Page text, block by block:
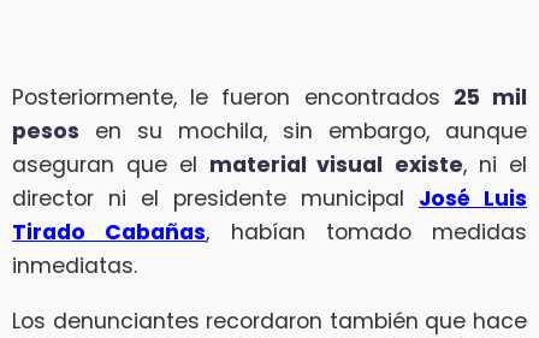
Posteriormente, le fueron encontrados 25 mil
pesos en su mochila, sin embargo, aunque
aseguran que el material visual existe, ni el
director ni el presidente municipal José Luis
Tirado Cabañas, habían tomado medidas
inmediatas.
Los denunciantes recordaron también que hace